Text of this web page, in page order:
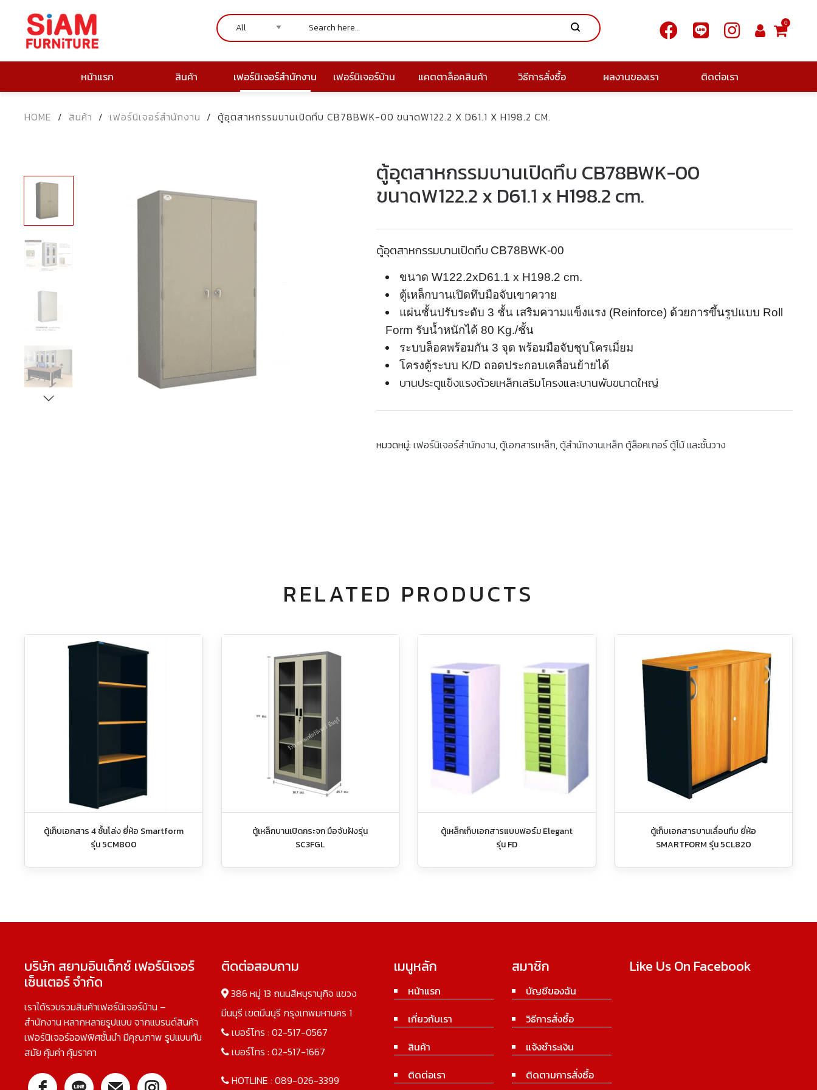
0
หน้าแรก สินค้า เฟอร์นิเจอร์สำนักงาน เฟอร์นิเจอร์บ้าน แคตตาล็อคสินค้า วิธีการสั่งซื้อ ผลงานของเรา ติดต่อเรา
HOME / สินค้า / เฟอร์นิเจอร์สำนักงาน / ตู้อุตสาหกรรมบานเปิดทึบ CB78BWK-00 ขนาดW122.2 X D61.1 X H198.2 CM.
ตู้อุตสาหกรรมบานเปิดทึบ CB78BWK-00
ขนาดW122.2 x D61.1 x H198.2 cm.
ตู้อุตสาหกรรมบานเปิดทึบ CB78BWK-00
ขนาด W122.2xD61.1 x H198.2cm.
ตู้เหล็กบานเปิดทึบมือจับเขาควาย
แผ่นชั้นปรับระดับ 3 ชั้น เสริมความแข็งแรง (Reinforce) ด้วยการขึ้นรูปแบบ Roll
Form รับน้ำหนักได้ 80 Kg./ชั้น
ระบบล็อคพร้อมกัน 3 จุด พร้อมมือจับชุบโครเมี่ยม
โครงตู้ระบบ K/D ถอดประกอบเคลื่อนย้ายได้
บานประตูแข็งแรงด้วยเหล็กเสริมโครงและบานพับขนาดใหญ่
หมวดหมู่:เฟอร์นิเจอร์สำนักงาน,ตู้เอกสารเหล็ก,ตู้สำนักงานเหล็ก ตู้ล็อคเกอร์ ตู้ไม้ และชั้นวาง
RELATED PRODUCTS
ตู้เก็บเอกสาร 4 ชั้นโล่ง ยี่ห้อ Smartform
รุ่น 5CM800
ตู้เหล็กบานเปิดกระจก มือจับฝังรุ่น
SC3FGL
ตู้เหล็กเก็บเอกสารแบบฟอร์ม Elegant
รุ่น FD
ตู้เก็บเอกสารบานเลื่อนทึบ ยี่ห้อ
SMARTFORM รุ่น 5CL820
บริษัท สยามอินเด็กซ์ เฟอร์นิเจอร์
เซ็นเตอร์ จำกัด
เราได้รวบรวมสินค้าเฟอร์นิเจอร์บ้าน –
สำนักงาน หลากหลายรูปแบบ จากแบรนด์สินค้า
เฟอร์นิเจอร์ออฟฟิศชั้นนำ มีคุณภาพ รูปแบบทัน
สมัย คุ้มค่า คุ้มราคา
ติดต่อสอบถาม
386 หมู่ 13 ถนนสีหบุรานุกิจ แขวง
มีนบุรี เขตมีนบุรี กรุงเทพมหานคร 1
เบอร์โทร : 02-517-0567
เบอร์โทร : 02-517-1667
HOTLINE : 089-026-3399
เมนูหลัก
หน้าแรก
เกี่ยวกับเรา
สินค้า
ติดต่อเรา
สมาชิก
บัญชีของฉัน
วิธีการสั่งซื้อ
แจ้งชำระเงิน
ติดตามการสั่งซื้อ
Like Us On Facebook